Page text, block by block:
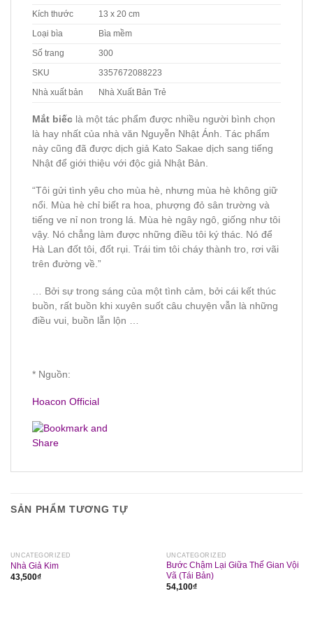
Kích thước
13 x 20 cm
Loại bìa
Bìa mềm
Số trang
300
SKU
3357672088223
Nhà xuất bản
Nhà Xuất Bản Trẻ
Mắt biếc là một tác phẩm được nhiều người bình chọn
là hay nhất của nhà văn Nguyễn Nhật Ánh. Tác phẩm
này cũng đã được dịch giả Kato Sakae dịch sang tiếng
Nhật để giới thiệu với độc giả Nhật Bản.
“Tôi gửi tình yêu cho mùa hè, nhưng mùa hè không giữ
nổi. Mùa hè chỉ biết ra hoa, phượng đỏ sân trường và
tiếng ve nỉ non trong lá. Mùa hè ngây ngô, giống như tôi
vậy. Nó chẳng làm được những điều tôi ký thác. Nó để
Hà Lan đốt tôi, đốt rụi. Trái tim tôi cháy thành tro, rơi vãi
trên đường về.”
… Bởi sự trong sáng của một tình cảm, bởi cái kết thúc
buồn, rất buồn khi xuyên suốt câu chuyện vẫn là những
điều vui, buồn lẫn lộn …
* Nguồn:
Hoacon Official
SẢN PHẨM TƯƠNG TỰ
UNCATEGORIZED
Nhà Giả Kim
43,500₫
UNCATEGORIZED
Bước Chậm Lại Giữa Thế Gian Vội
Vã (Tái Bản)
54,100₫